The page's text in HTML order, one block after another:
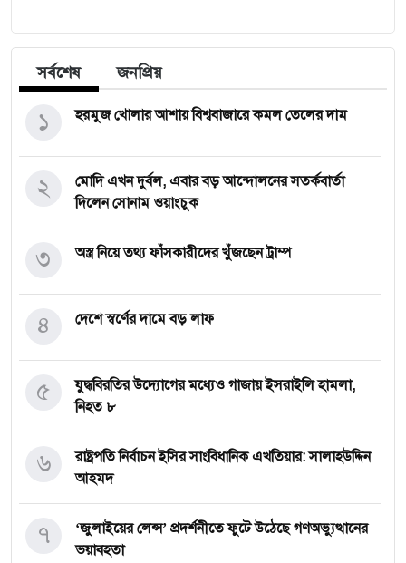
সর্বশেষ জনপ্রিয়
হরমুজ খোলার আশায় বিশ্ববাজারে কমল তেলের দাম
১
মোদি এখন দুর্বল, এবার বড় আন্দোলনের সতর্কবার্তা
দিলেন সোনাম ওয়াংচুক
২
অস্ত্র নিয়ে তথ্য ফাঁসকারীদের খুঁজছেন ট্রাম্প
৩
দেশে স্বর্ণের দামে বড় লাফ
৪
যুদ্ধবিরতির উদ্যোগের মধ্যেও গাজায় ইসরাইলি হামলা,
নিহত ৮
৫
রাষ্ট্রপতি নির্বাচন ইসির সাংবিধানিক এখতিয়ার: সালাহউদ্দিন
আহমদ
৬
‘জুলাইয়ের লেন্স’ প্রদর্শনীতে ফুটে উঠেছে গণঅভ্যুত্থানের
ভয়াবহতা
৭